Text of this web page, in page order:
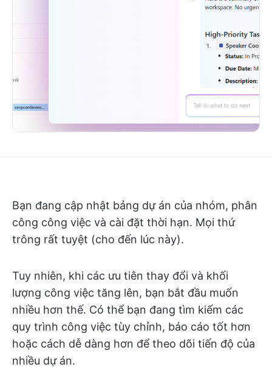
Bạn đang cập nhật bảng dự án của nhóm, phân
công công việc và cài đặt thời hạn. Mọi thứ
trông rất tuyệt (cho đến lúc này).
Tuy nhiên, khi các ưu tiên thay đổi và khối
lượng công việc tăng lên, bạn bắt đầu muốn
nhiều hơn thế. Có thể bạn đang tìm kiếm các
quy trình công việc tùy chỉnh, báo cáo tốt hơn
hoặc cách dễ dàng hơn để theo dõi tiến độ của
nhiều dự án.